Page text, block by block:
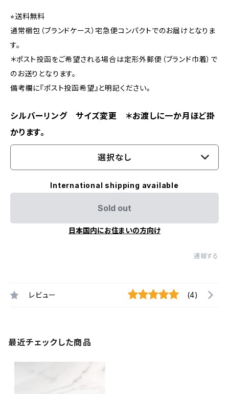
⭐︎送料無料
通常梱包（ブランドケース）宅急便コンパクトでのお届けとなりま
す。
＊ポスト投函をご希望される場合は定形外郵便（ブランド巾着）で
のお送りとなります。
備考欄に『ポスト投函希望』と明記ください。
シルバーリング サイズ変更 ＊お渡しに一か月ほど掛
かります。
選択なし
International shipping available
Sold out
日本国内にお住まいの方向け
通報する
レビュー (4)
最近チェックした商品